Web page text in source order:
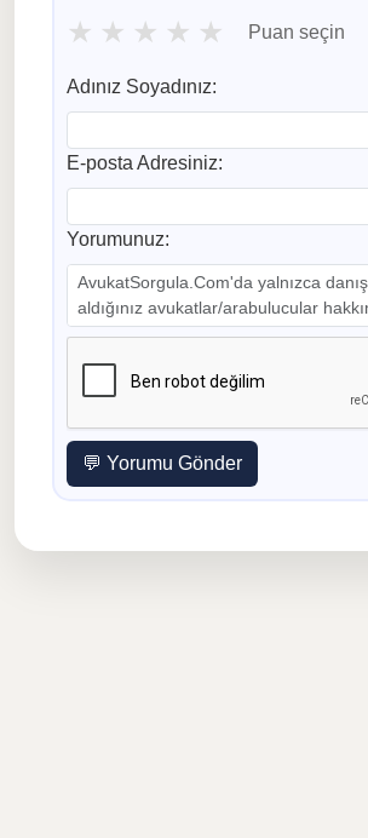
★ ★ ★ ★ ★ Puan seçin
Adınız Soyadınız:
E-posta Adresiniz:
Yorumunuz:
💬 Yorumu Gönder